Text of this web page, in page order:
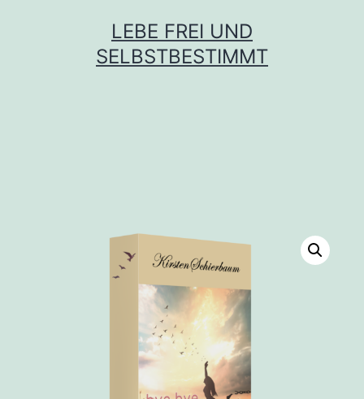
LEBE FREI UND
SELBSTBESTIMMT